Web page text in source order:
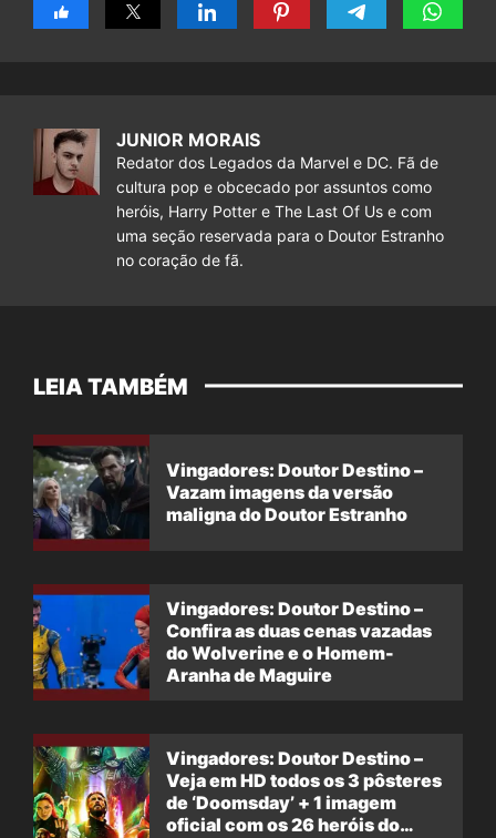
JUNIOR MORAIS
Redator dos Legados da Marvel e DC. Fã de
cultura pop e obcecado por assuntos como
heróis, Harry Potter e The Last Of Us e com
uma seção reservada para o Doutor Estranho
no coração de fã.
LEIA TAMBÉM
Vingadores: Doutor Destino –
Vazam imagens da versão
maligna do Doutor Estranho
Vingadores: Doutor Destino –
Confira as duas cenas vazadas
do Wolverine e o Homem-
Aranha de Maguire
Vingadores: Doutor Destino –
Veja em HD todos os 3 pôsteres
de ‘Doomsday’ + 1 imagem
oficial com os 26 heróis do